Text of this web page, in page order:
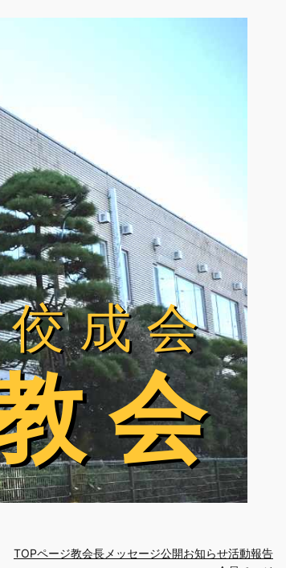
成会
成会
会
会
TOPページ教会長メッセージ公開お知らせ活動報告